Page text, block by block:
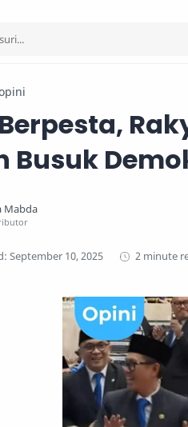
Berpesta,
Busuk
2 minute